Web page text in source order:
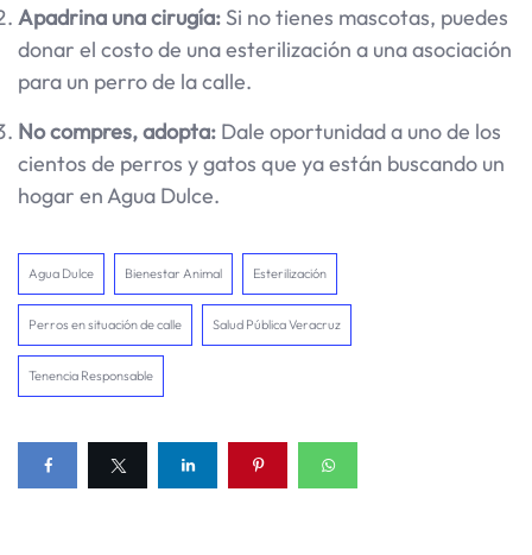
Apadrina una cirugía: Si no tienes mascotas, puedes
donar el costo de una esterilización a una asociación
para un perro de la calle.
No compres, adopta: Dale oportunidad a uno de los
cientos de perros y gatos que ya están buscando un
hogar en Agua Dulce.
Agua Dulce Bienestar Animal Esterilización
Perros en situación de calle Salud Pública Veracruz
Tenencia Responsable